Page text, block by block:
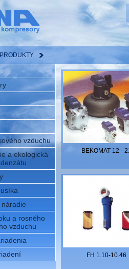
PRODUKTY
vzduchu
a ekologická
a rosného
vzduchu
BEKOMAT 12 -
FH 1.10-10.46